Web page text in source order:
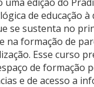
de educação à
se sustenta no
na formação de
Esse curso
de formação
e de acesso a